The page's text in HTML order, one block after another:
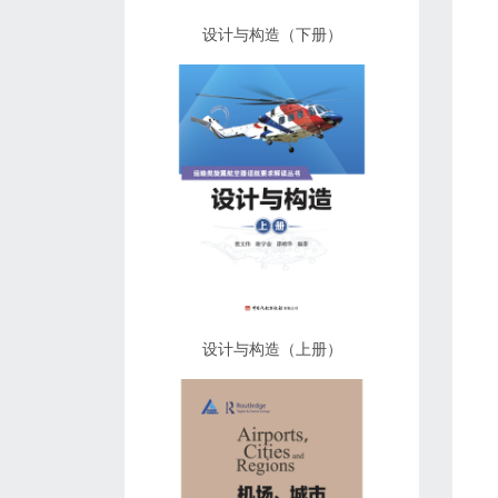
设计与构造（下册）
设计与构造（上册）